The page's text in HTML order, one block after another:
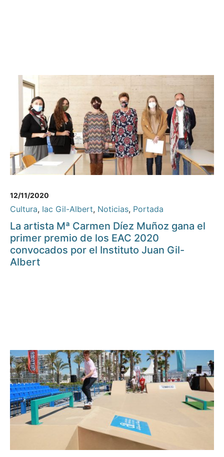
12/11/2020
Cultura, Iac Gil-Albert, Noticias, Portada
La artista Mª Carmen Díez Muñoz gana el
primer premio de los EAC 2020
convocados por el Instituto Juan Gil-
Albert